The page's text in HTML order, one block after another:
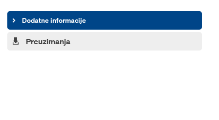
Dodatne informacije
Preuzimanja